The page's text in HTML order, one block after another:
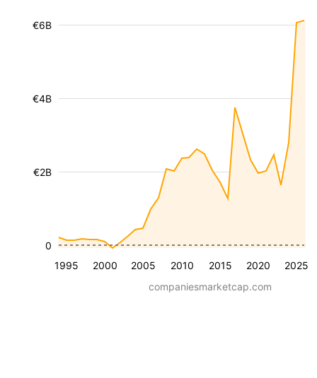
1995 2000 2005 2010 2015 2020 2025
€2B
€4B
€6B
0
companiesmarketcap.com